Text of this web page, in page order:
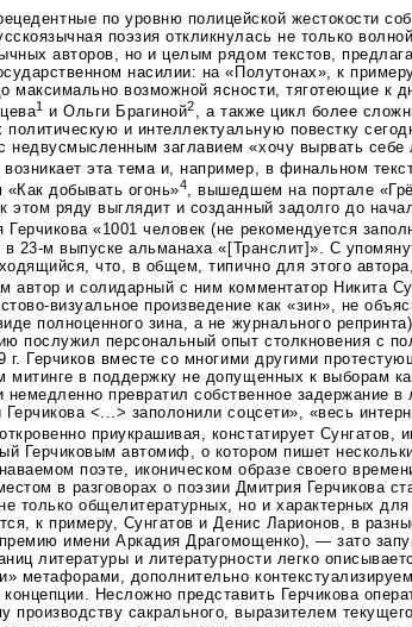
по уровню полицейской жестокости
поэзия откликнулась не только
авторов, но и целым рядом текстов,
насилии: на «Полутонах», к
максимально возможной ясности, тяготеющие к
1 и Ольги Брагиной2
, а также цикл более
и интеллектуальную повестку
недвусмысленным заглавием «хочу вырвать
возникает эта тема и, например, в финальном
добывать огонь»4, вышедшем на портале
этом ряду выглядит и созданный задолго до
Герчикова «1001 человек (не рекомендуется
в 23-м выпуске альманаха «[Транслит]». С
что, в общем, типично для этого
автор и солидарный с ним комментатор Никита
визуальное произведение как «зин», не
полноценного зина, а не журнального
послужил персональный опыт столкновения с
г. Герчиков вместе со многими другими
митинге в поддержку не допущенных к выборам
превратил собственное задержание в
<...> заполонили соцсети», «весь
приукрашивая, констатирует Сунгатов,
Герчиковым автомиф, о котором пишет
поэте, иконическом образе своего
в разговорах о поэзии Дмитрия Герчикова
только общелитературных, но и характерных
к примеру, Сунгатов и Денис Ларионов, в
премию имени Аркадия Драгомощенко), — зато
литературы и литературности легко
метафорами, дополнительно
Несложно представить Герчикова
производству сакрального, выразителем